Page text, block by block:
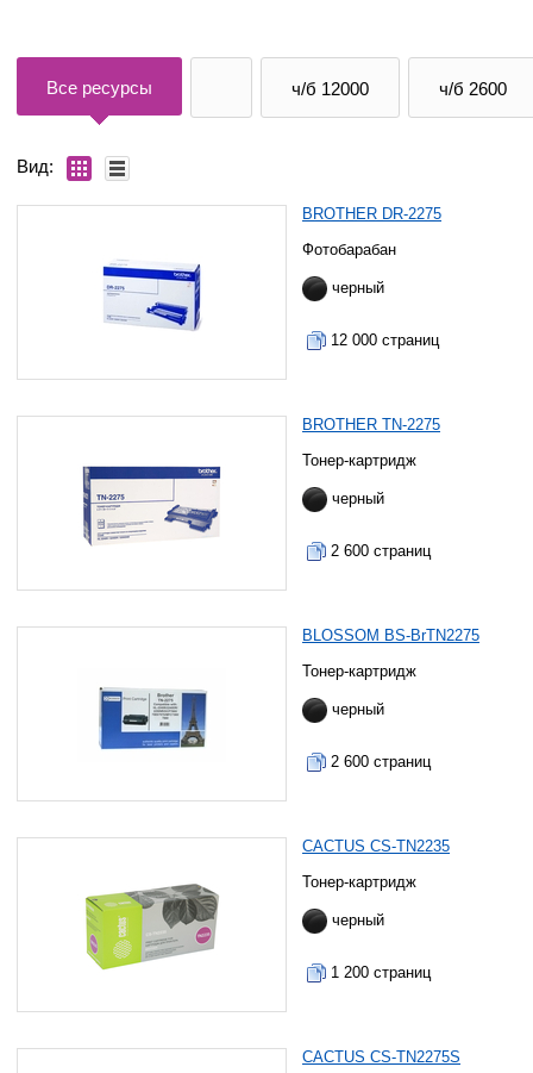
Все ресурсы ч/б 12000 ч/б 2600
Вид:
BROTHER DR-2275
Фотобарабан
черный
12 000 страниц
BROTHER TN-2275
Тонер-картридж
черный
2 600 страниц
BLOSSOM BS-BrTN2275
Тонер-картридж
черный
2 600 страниц
CACTUS CS-TN2235
Тонер-картридж
черный
1 200 страниц
CACTUS CS-TN2275S